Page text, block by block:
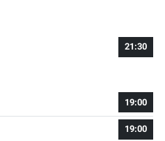
21:30
19:00
19:00